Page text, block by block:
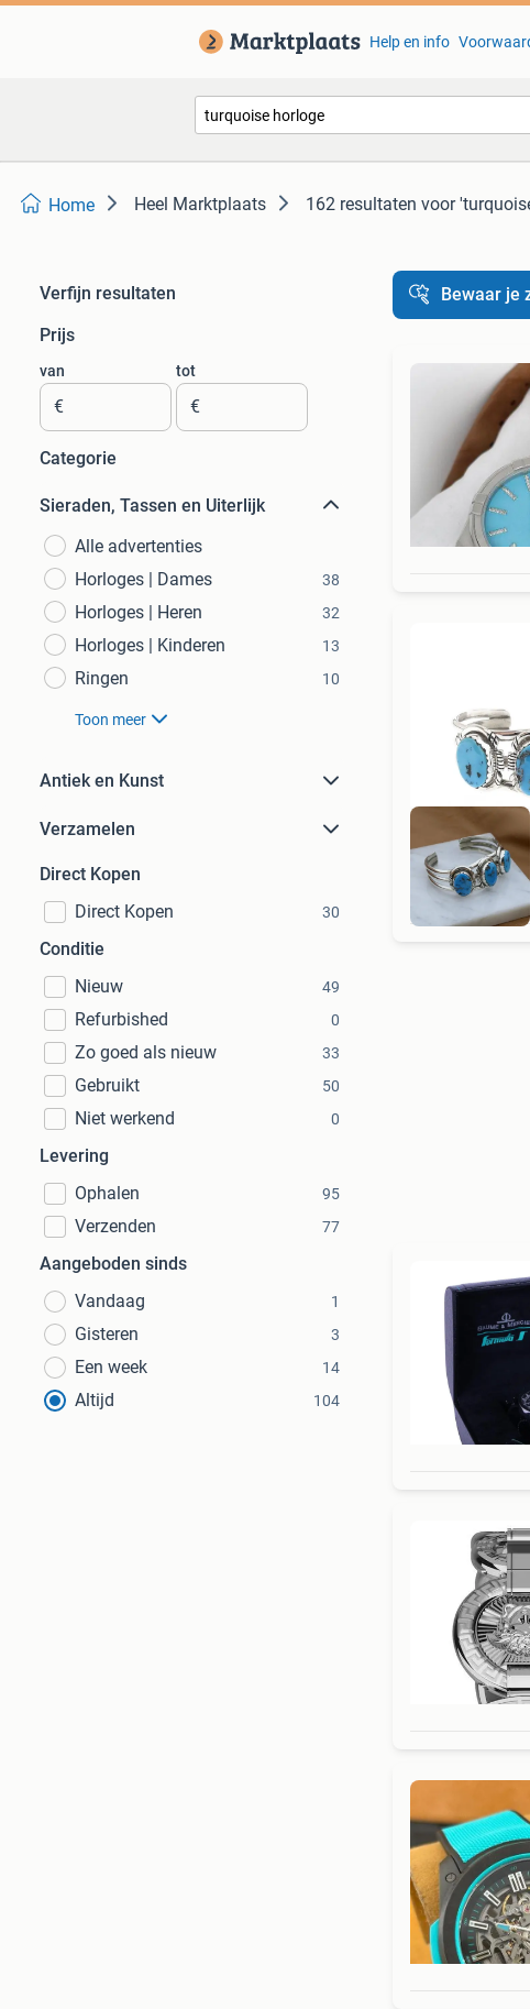
Help en info
Home Heel Marktplaats 162 resultaten voor
Verfijn resultaten
Prijs
van
€
tot
€
Categorie
Sieraden, Tassen en Uiterlijk
Alle advertenties
Horloges | Dames
38
Horloges | Heren 32
Horloges | Kinderen 13
Ringen 10
Toon meer
Antiek en Kunst
Verzamelen
Direct Kopen
Direct Kopen
30
Conditie
Nieuw
49
Refurbished 0
Zo goed als nieuw 33
Gebruikt 50
Niet werkend 0
Levering
Ophalen
95
Verzenden 77
Aangeboden sinds
Vandaag
1
Gisteren 3
Een week 14
Altijd 104
Bewaar je